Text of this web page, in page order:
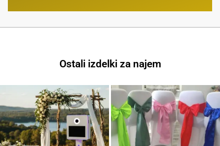
Ostali izdelki za najem